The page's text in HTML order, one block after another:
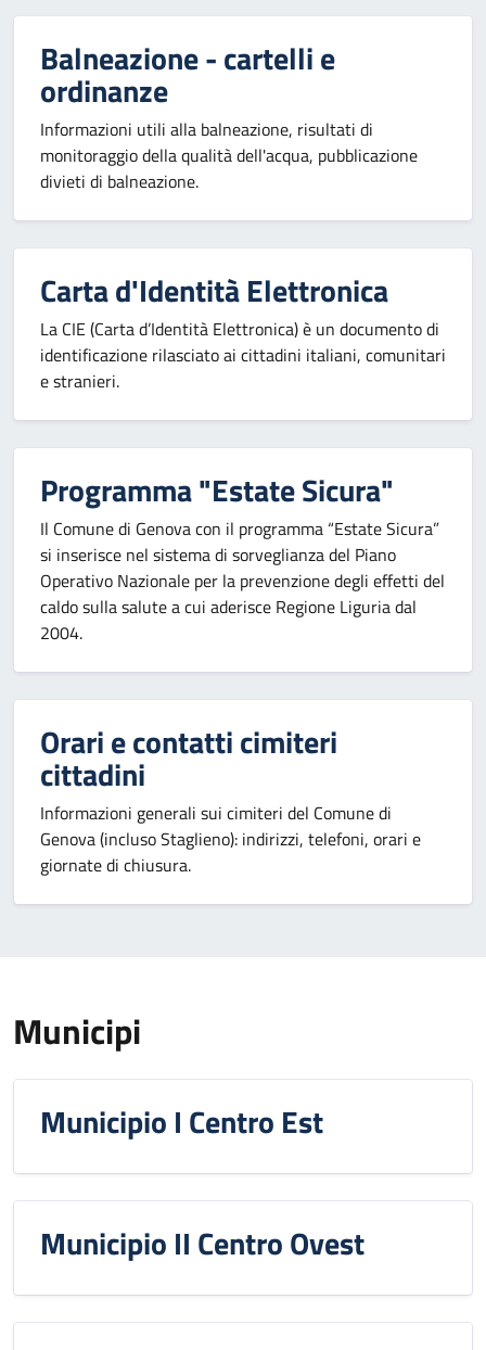
Balneazione - cartelli e
ordinanze
Informazioni utili alla balneazione, risultati di
monitoraggio della qualità dell'acqua, pubblicazione
divieti di balneazione.
Carta d'Identità Elettronica
La CIE (Carta d’Identità Elettronica) è un documento di
identificazione rilasciato ai cittadini italiani, comunitari
e stranieri.
Programma "Estate Sicura"
Il Comune di Genova con il programma “Estate Sicura”
si inserisce nel sistema di sorveglianza del Piano
Operativo Nazionale per la prevenzione degli effetti del
caldo sulla salute a cui aderisce Regione Liguria dal
2004.
Orari e contatti cimiteri
cittadini
Informazioni generali sui cimiteri del Comune di
Genova (incluso Staglieno): indirizzi, telefoni, orari e
giornate di chiusura.
Municipi
Municipio I Centro Est
Municipio II Centro Ovest